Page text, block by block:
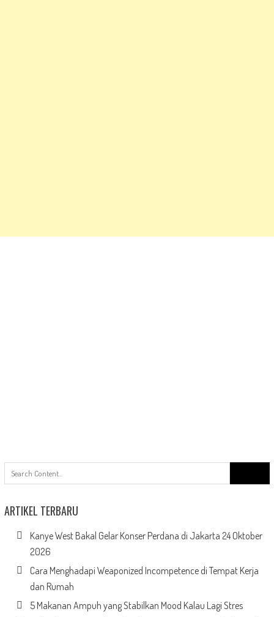
for:
ARTIKEL TERBARU
Kanye West Bakal Gelar Konser Perdana di Jakarta 24 Oktober
2026
Cara Menghadapi Weaponized Incompetence di Tempat Kerja
dan Rumah
5 Makanan Ampuh yang Stabilkan Mood Kalau Lagi Stres